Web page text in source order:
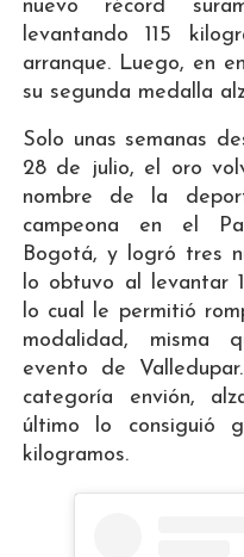
nuevo récord
levantando 115
arranque. Luego, en
su segunda medalla
Solo unas semanas
28 de julio, el oro
nombre de la
campeona en el
Bogotá, y logró tres
lo obtuvo al levantar
lo cual le permitió
modalidad, misma
evento de
categoría envión,
último lo consiguió
kilogramos.